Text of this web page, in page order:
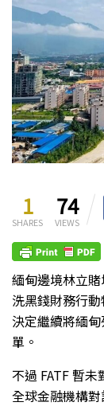
1
SHARES
74
VIEWS
緬甸邊境林立
洗黑錢財務行
決定繼續將緬
單。
不過 FATF 暫
全球金融機構